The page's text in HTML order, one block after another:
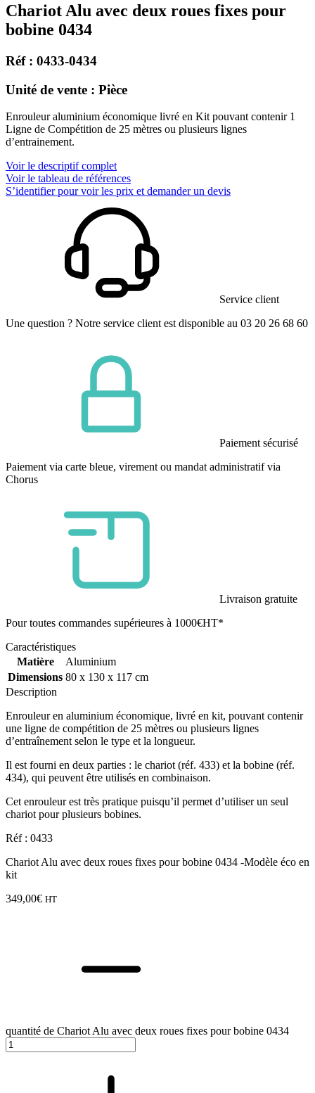
Chariot Alu avec deux roues fixes pour
bobine 0434
Réf : 0433-0434
Unité de vente : Pièce
Enrouleur aluminium économique livré en Kit pouvant contenir 1
Ligne de Compétition de 25 mètres ou plusieurs lignes
d’entrainement.
Voir le descriptif complet
Voir le tableau de références
S’identifier pour voir les prix et demander un devis
Service client
Une question ? Notre service client est disponible au 03 20 26 68 60
Paiement sécurisé
Paiement via carte bleue, virement ou mandat administratif via
Chorus
Livraison gratuite
Pour toutes commandes supérieures à 1000€HT*
Caractéristiques
Matière
Aluminium
Dimensions 80 x 130 x 117 cm
Description
Enrouleur en aluminium économique, livré en kit, pouvant contenir
une ligne de compétition de 25 mètres ou plusieurs lignes
d’entraînement selon le type et la longueur.
Il est fourni en deux parties : le chariot (réf. 433) et la bobine (réf.
434), qui peuvent être utilisés en combinaison.
Cet enrouleur est très pratique puisqu’il permet d’utiliser un seul
chariot pour plusieurs bobines.
Réf : 0433
Chariot Alu avec deux roues fixes pour bobine 0434 -Modèle éco en
kit
349,00€ HT
quantité de Chariot Alu avec deux roues fixes pour bobine 0434